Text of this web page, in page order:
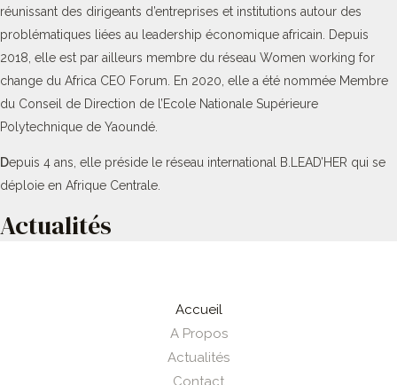
réunissant des dirigeants d’entreprises et institutions autour des
problématiques liées au leadership économique africain. Depuis
2018, elle est par ailleurs membre du réseau Women working for
change du Africa CEO Forum. En 2020, elle a été nommée Membre
du Conseil de Direction de l’Ecole Nationale Supérieure
Polytechnique de Yaoundé.
Depuis 4 ans, elle préside le réseau international B.LEAD’HER qui se
déploie en Afrique Centrale.
Actualités
Accueil
A Propos
Actualités
Contact